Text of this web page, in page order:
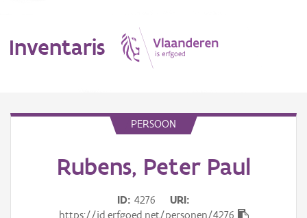
Inventaris
Erfgoedobject
PERSOON
Rubens, Peter Paul
ID 4276
URI
https://id.erfgoed.net/personen/4276